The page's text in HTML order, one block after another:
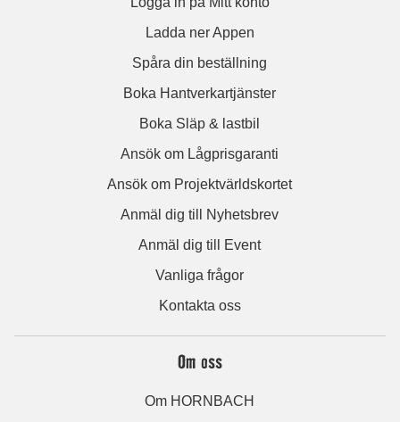
Ladda ner Appen
Spåra din beställning
Boka Hantverkartjänster
Boka Släp & lastbil
Ansök om Lågprisgaranti
Ansök om Projektvärldskortet
Anmäl dig till Nyhetsbrev
Anmäl dig till Event
Vanliga frågor
Kontakta oss
Om oss
Om HORNBACH